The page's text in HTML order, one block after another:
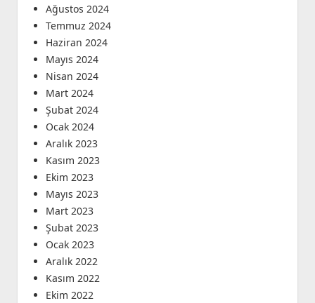
Ağustos 2024
Temmuz 2024
Haziran 2024
Mayıs 2024
Nisan 2024
Mart 2024
Şubat 2024
Ocak 2024
Aralık 2023
Kasım 2023
Ekim 2023
Mayıs 2023
Mart 2023
Şubat 2023
Ocak 2023
Aralık 2022
Kasım 2022
Ekim 2022